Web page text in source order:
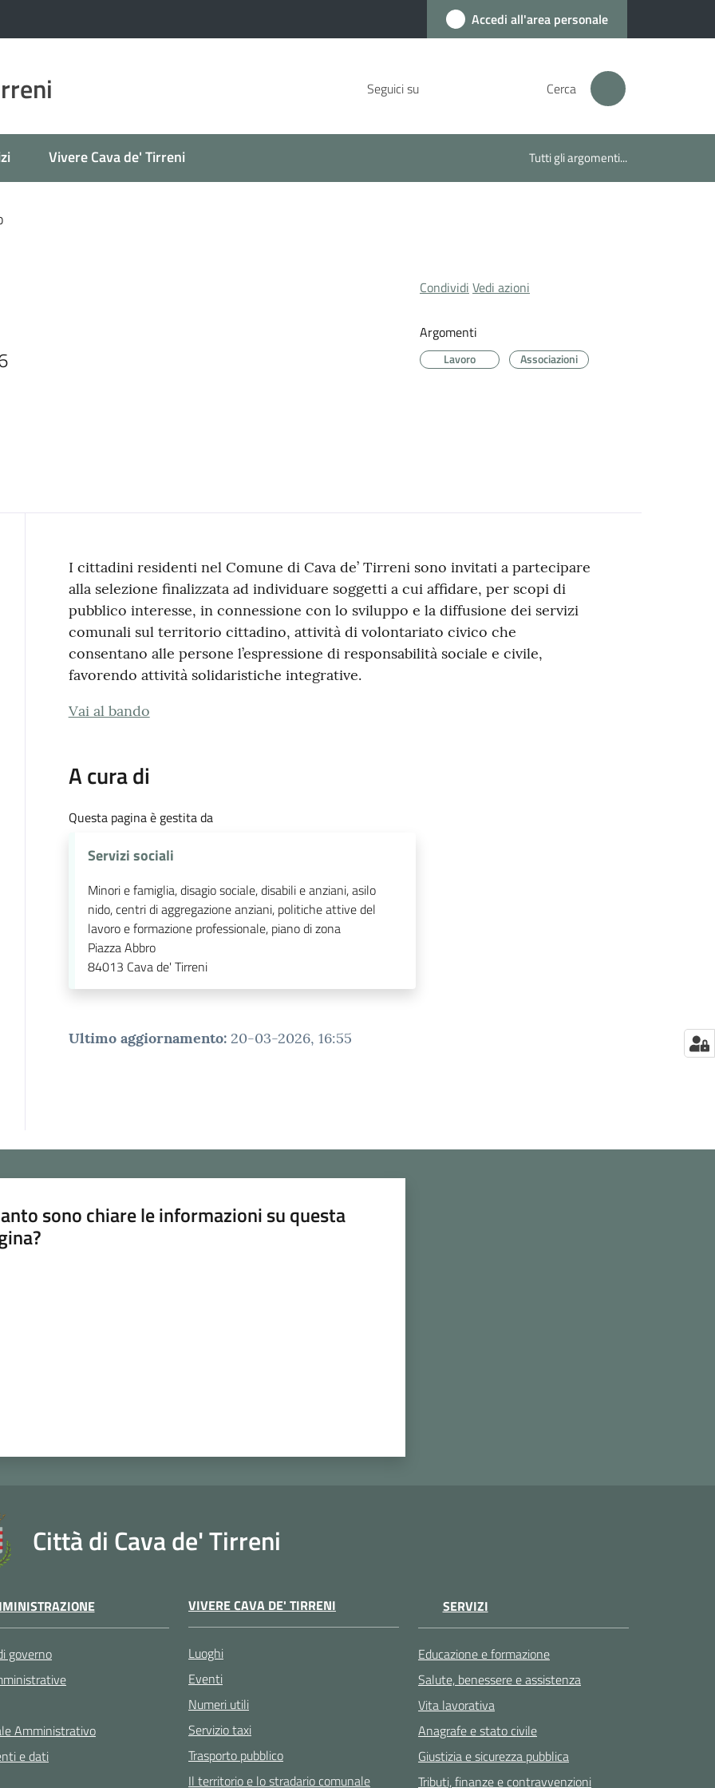
Accedi all'area personale
Seguici su Cerca
Vivere Cava de' Tirreni Tutti gli argomenti...
Condividi Vedi azioni
Argomenti
Lavoro Associazioni
Contenuto
I cittadini residenti nel Comune di Cava de’ Tirreni sono invitati a partecipare
alla selezione finalizzata ad individuare soggetti a cui affidare, per scopi di
pubblico interesse, in connessione con lo sviluppo e la diffusione dei servizi
comunali sul territorio cittadino, attività di volontariato civico che
consentano alle persone l’espressione di responsabilità sociale e civile,
favorendo attività solidaristiche integrative.
Vai al bando
A cura di
Questa pagina è gestita da
Servizi sociali
Minori e famiglia, disagio sociale, disabili e anziani, asilo
nido, centri di aggregazione anziani, politiche attive del
lavoro e formazione professionale, piano di zona
Piazza Abbro
84013 Cava de' Tirreni
Ultimo aggiornamento: 20-03-2026, 16:55
sono chiare le informazioni su questa
Città di Cava de' Tirreni
governo
Amministrativo
e dati
VIVERE CAVA DE' TIRRENI
Luoghi
Eventi
Numeri utili
Servizio taxi
Trasporto pubblico
Il territorio e lo stradario comunale
SERVIZI
Educazione e formazione
Salute, benessere e assistenza
Vita lavorativa
Anagrafe e stato civile
Giustizia e sicurezza pubblica
Tributi, finanze e contravvenzioni